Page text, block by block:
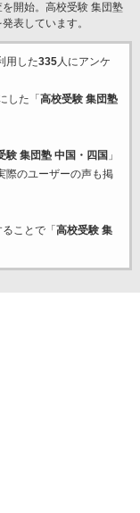
開始。高校受験 集団塾
表しています。
用した335人にアンケ
した「 高校受験 集団塾
験 集団塾 中国・四国 」
際のユーザーの声も掲
ことで「 高校受験 集